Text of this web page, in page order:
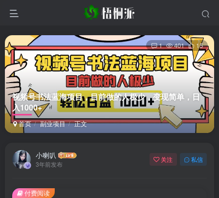
视频号书法蓝海项目，目前做的人极少，变现简单，日
入1000+
首页 副业项目 正文
1 401 15
小喇叭
3年前发布
关注 私信
付费阅读